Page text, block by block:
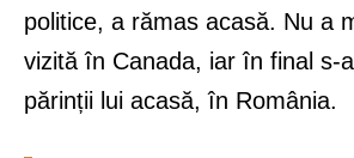
politice, a rămas acasă. Nu a
vizită în Canada, iar în final s-
părinții lui acasă, în România.